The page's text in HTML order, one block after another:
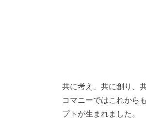
共に考え、共に創り、
コマニーではこれから
プトが生まれました。